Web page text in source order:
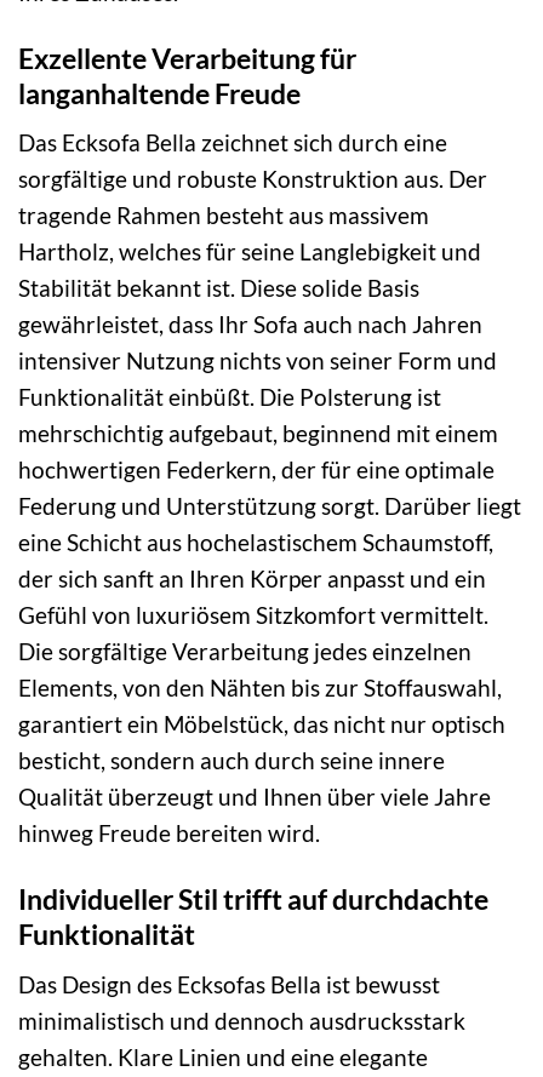
Exzellente Verarbeitung für
langanhaltende Freude
Das Ecksofa Bella zeichnet sich durch eine
sorgfältige und robuste Konstruktion aus. Der
tragende Rahmen besteht aus massivem
Hartholz, welches für seine Langlebigkeit und
Stabilität bekannt ist. Diese solide Basis
gewährleistet, dass Ihr Sofa auch nach Jahren
intensiver Nutzung nichts von seiner Form und
Funktionalität einbüßt. Die Polsterung ist
mehrschichtig aufgebaut, beginnend mit einem
hochwertigen Federkern, der für eine optimale
Federung und Unterstützung sorgt. Darüber liegt
eine Schicht aus hochelastischem Schaumstoff,
der sich sanft an Ihren Körper anpasst und ein
Gefühl von luxuriösem Sitzkomfort vermittelt.
Die sorgfältige Verarbeitung jedes einzelnen
Elements, von den Nähten bis zur Stoffauswahl,
garantiert ein Möbelstück, das nicht nur optisch
besticht, sondern auch durch seine innere
Qualität überzeugt und Ihnen über viele Jahre
hinweg Freude bereiten wird.
Individueller Stil trifft auf durchdachte
Funktionalität
Das Design des Ecksofas Bella ist bewusst
minimalistisch und dennoch ausdrucksstark
gehalten. Klare Linien und eine elegante